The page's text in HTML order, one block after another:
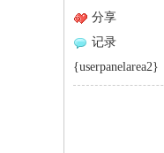
分享
记录
{userpanelarea2}